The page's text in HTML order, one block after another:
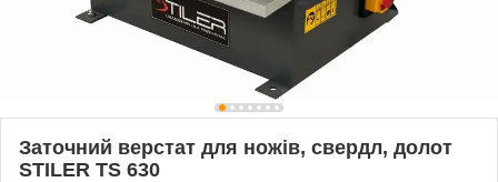
Заточний верстат для ножів, свердл, долот
STILER TS 630